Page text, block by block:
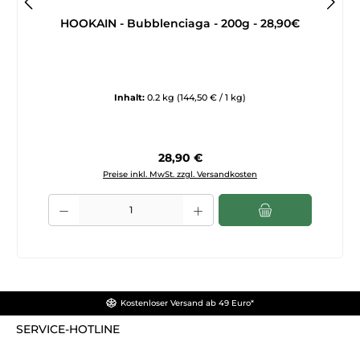
HOOKAIN - Bubblenciaga - 200g - 28,90€
Inhalt: 0.2 kg (144,50 € / 1 kg)
Regulärer Preis:
28,90 €
Preise inkl. MwSt. zzgl. Versandkosten
Produkt Anzahl: Gib den gewünschten Wert ein oder benutze die
Kostenloser Versand ab 49 Euro*
SERVICE-HOTLINE